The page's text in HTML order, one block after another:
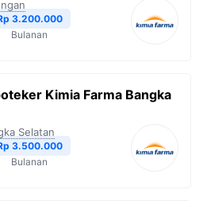
3.200.000
Bulanan
Kimia Farma Bangka
Selatan
3.500.000
Bulanan